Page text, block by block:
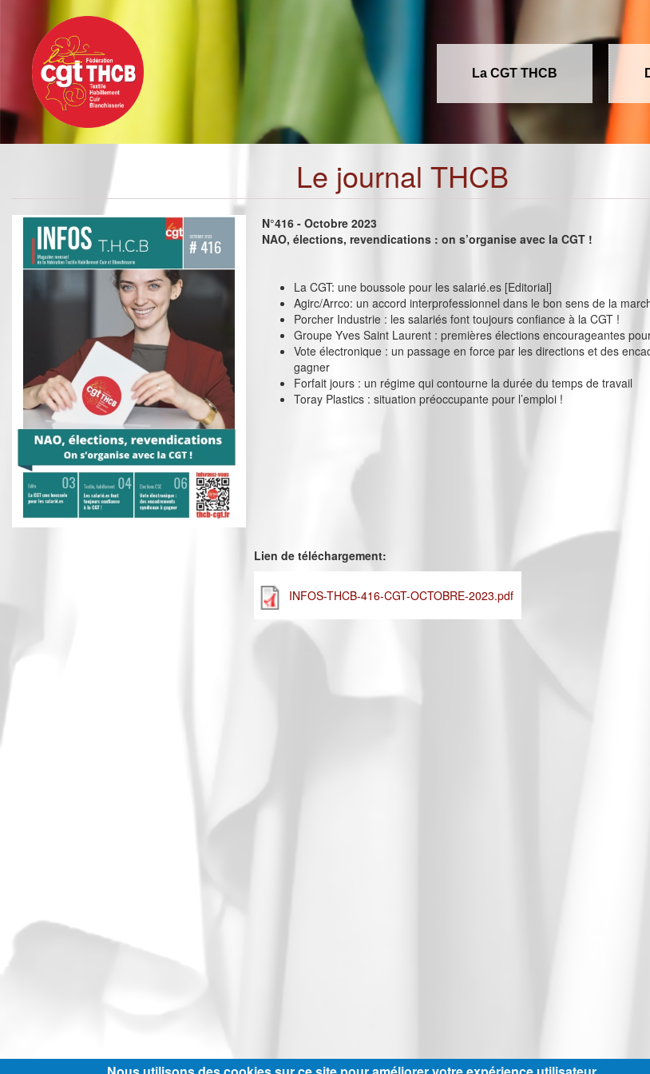
contenu
principal
La CGT THCB
Le journal THCB
N°416 - Octobre 2023
NAO, élections, revendications : on s’organise avec la CGT !
La CGT: une boussole pour les salarié.es [Editorial]
Agirc/Arrco: un accord interprofessionnel dans le bon sens de la
Porcher Industrie : les salariés font toujours confiance à la CGT !
Groupe Yves Saint Laurent : premières élections encourageantes
Vote électronique : un passage en force par les directions et des
gagner
Forfait jours : un régime qui contourne la durée du temps de travail
Toray Plastics : situation préoccupante pour l’emploi !
Lien de téléchargement:
INFOS-THCB-416-CGT-OCTOBRE-2023.pdf